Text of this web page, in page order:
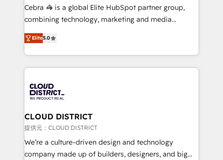
boost with a new HubSpot site Recognized leaders:
🏆 HubSpot Platform Migration Impact Award 🏆
Inbound Campaign of the Year 🏆 Gold AVA Digital
Award for Best Website 🌟 Accreditations: CRM
Cebra 🦓 is a global Elite HubSpot partner group,
combining technology, marketing and media
expertise across Latin America and Southern
Europe, with teams across 7 countries. Born in Chile,
we combine local insight with international reach to
help businesses grow through technology, creativity,
500+ HubSpot implementations, building end-to-
end solutions that integrate CRM, AI automation,
inbound and loop marketing, content, and digital
creativity. Our multicultural team works in Spanish,
Portuguese, and English to design scalable strategies
that drive measurable growth. 🌎 Highlights: • 10+
Elite5.0
CLOUD DISTRICT
提供元：CLOUD DISTRICT
We’re a culture-driven design and technology
company made up of builders, designers, and big